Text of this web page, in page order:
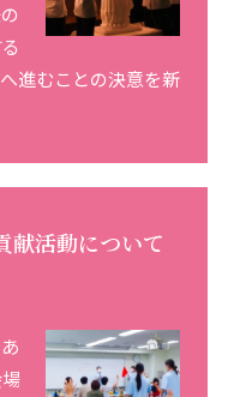
進むことの決意を新
献活動について